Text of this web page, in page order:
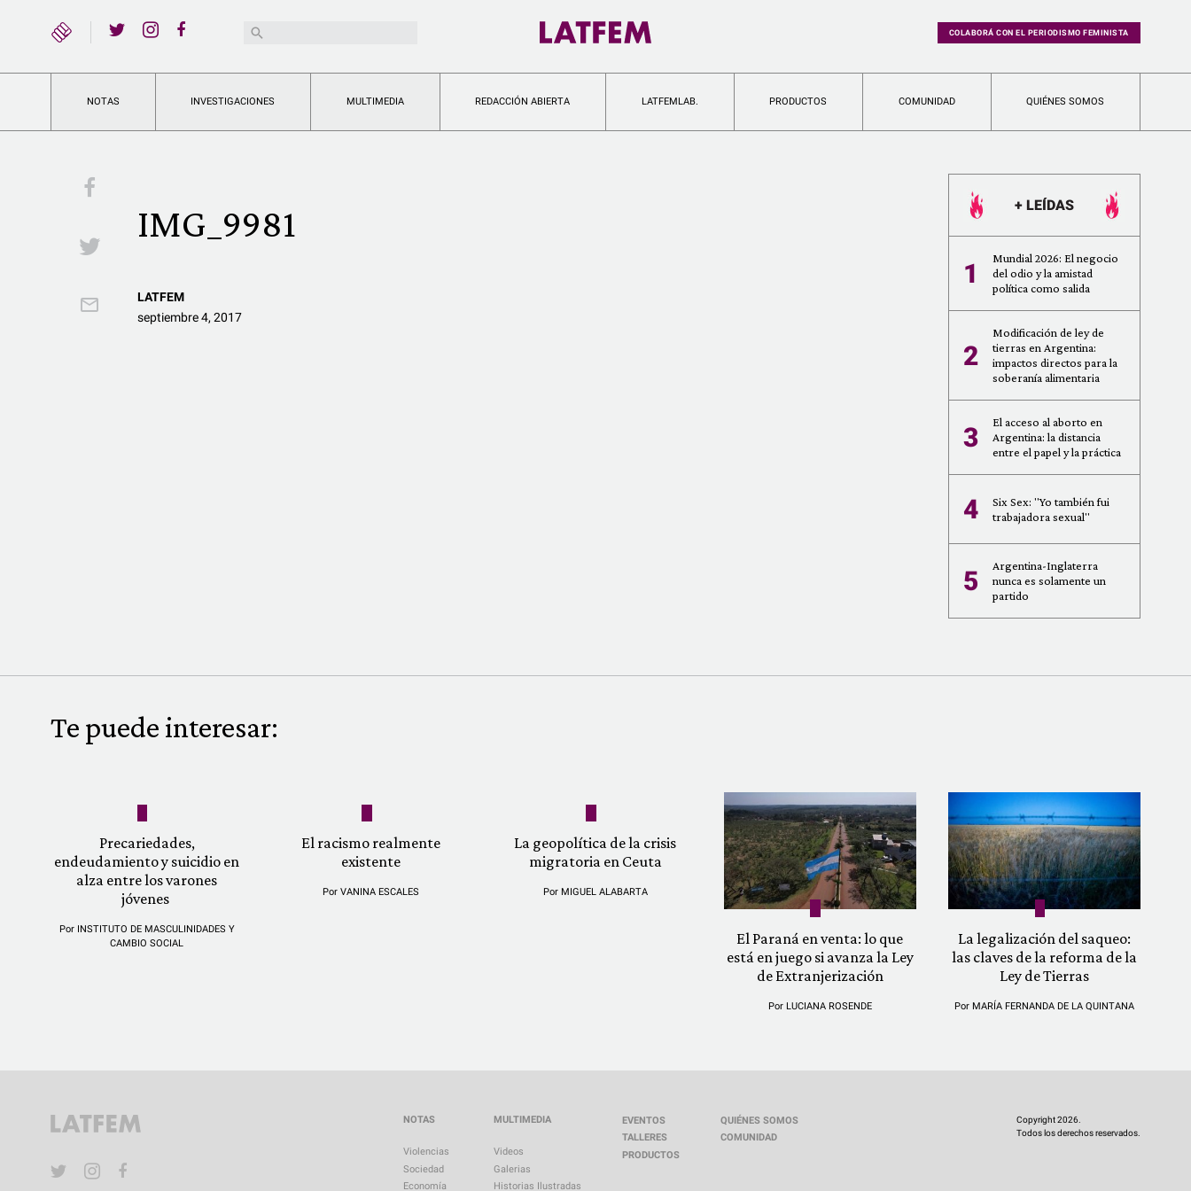
YouTubeBuscar: COLABORÁ CON EL PERIODISMO FEMINISTA
NOTAS INVESTIGACIONES MULTIMEDIA REDACCIÓN ABIERTA LATFEMLAB. PRODUCTOS COMUNIDAD QUIÉNES SOMOS
Email
IMG_9981
LATFEM
septiembre 4, 2017
+ LEÍDAS
1
Mundial 2026: El negocio
del odio y la amistad
política como salida
2
Modificación de ley de
tierras en Argentina:
impactos directos para la
soberanía alimentaria
3
El acceso al aborto en
Argentina: la distancia
entre el papel y la práctica
4
Six Sex: "Yo también fui
trabajadora sexual"
5
Argentina-Inglaterra
nunca es solamente un
partido
Te puede interesar:
Precariedades,
endeudamiento y suicidio en
alza entre los varones
jóvenes
Por INSTITUTO DE MASCULINIDADES Y
CAMBIO SOCIAL
El racismo realmente
existente
PorVANINA ESCALES
La geopolítica de la crisis
migratoria en Ceuta
Por MIGUEL ALABARTA
El Paraná en venta: lo que
está en juego si avanza la Ley
de Extranjerización
Por LUCIANA ROSENDE
La legalización del saqueo:
las claves de la reforma de la
Ley de Tierras
Por MARÍA FERNANDA DE LA QUINTANA
NOTAS
Violencias
Sociedad
Economía
MULTIMEDIA
Videos
Galerias
Historias Ilustradas
EVENTOS
TALLERES
PRODUCTOS
QUIÉNES SOMOS
COMUNIDAD
Copyright 2026.
Todos los derechos reservados.